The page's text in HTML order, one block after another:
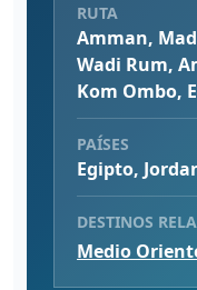
RUTA
Amman,
Wadi Rum,
Kom Ombo,
PAÍSES
Egipto,
DESTINOS
Medio